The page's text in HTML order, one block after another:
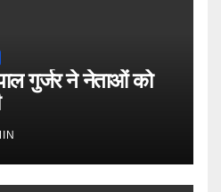
गुर्जर ने नेताओं को